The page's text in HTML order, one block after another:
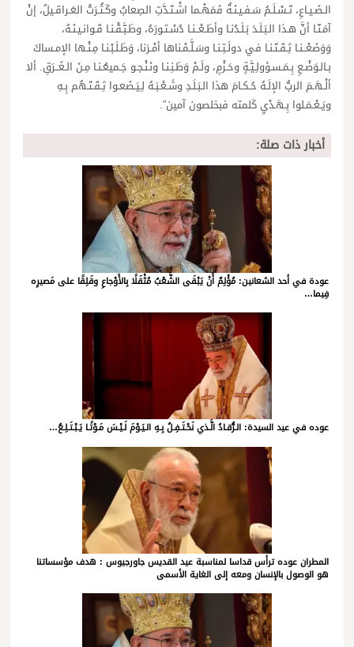
الـضَـيـاعِ، تَـسْـلَـمُ سَـفـيـنَـةُ فَمَهْـما اشْـتَـدَّتِ الصِعابُ وكَـثُـرَتْ العَـراقـيلُ، إنْ
آمَـنّـا أنَّ هـذا الـبَـلَـدَ بَـلَـدُنـا وأطَـعْــنـا دُسْـتـورَهُ، وطَـبَّـقْـنـا قَـوانـيـنَـهُ،
وَوَضَعْــنـا ثِـقَـتَـنـا في دولَـتِـنـا وسَـلَّـمْـناها أمْـرَنا، وَطَـلَـبْـنـا مِـنْـها الإمـساكَ
بـالـوَضْـعِ بِـمَـسـؤولِـيَّـةٍ وحَـزْمٍ، ولَـمْ وَطَـنِـنـا ونَـنْـجـو جَـميعُـنـا مِـنَ الـغَــرَقِ. ألا
ألْـهَـمَ الربُّ الإلَـهُ حُـكـامَ هذا الـبَـلَـدِ وشَـعْـبَـهُ لِـيَـضَعـوا ثِـقَـتَـهُم بِـهِ
ويَـعْـمَـلوا بِـهَـدْيِ كَلمته فبخلصون آمين”.
أخبار ذات صلة:
عودة في أحد الشعانين: مُؤْلِمٌ أَنْ يَبْقَى الشَّعْبُ مُثْقَلًا بِالأَوْجاعِ وقَلِقًا على مَصيرِه
فِيما…
عوده في عيد السيدة: الـرُّقـادُ الَّـذي نَحْـتَـفِـلُ بِـهِ الـيَـوْمَ لَـيْـسَ مَـوْتًـا يَـبْـتَـلِـعُ…
المطران عوده ترأس قداسا لمناسبة عيد القديس جاورجيوس : هدف مؤسساتنا
هو الوصول بالإنسان ومعه إلى الغاية الأسمى